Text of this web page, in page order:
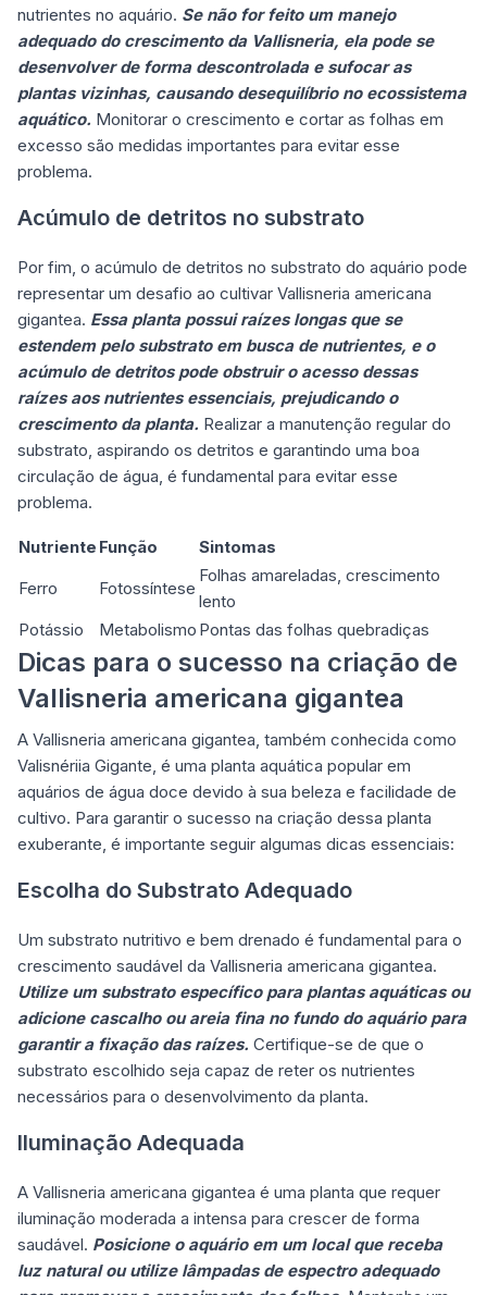
nutrientes no aquário. Se não for feito um manejo
adequado do crescimento da Vallisneria, ela pode se
desenvolver de forma descontrolada e sufocar as
plantas vizinhas, causando desequilíbrio no ecossistema
aquático. Monitorar o crescimento e cortar as folhas em
excesso são medidas importantes para evitar esse
problema.
Acúmulo de detritos no substrato
Por fim, o acúmulo de detritos no substrato do aquário pode
representar um desafio ao cultivar Vallisneria americana
gigantea. Essa planta possui raízes longas que se
estendem pelo substrato em busca de nutrientes, e o
acúmulo de detritos pode obstruir o acesso dessas
raízes aos nutrientes essenciais, prejudicando o
crescimento da planta. Realizar a manutenção regular do
substrato, aspirando os detritos e garantindo uma boa
circulação de água, é fundamental para evitar esse
problema.
Nutriente Função
Sintomas
Ferro
Fotossíntese
Folhas amareladas, crescimento
lento
Potássio
Metabolismo Pontas das folhas quebradiças
Dicas para o sucesso na criação de
Vallisneria americana gigantea
A Vallisneria americana gigantea, também conhecida como
Valisnériia Gigante, é uma planta aquática popular em
aquários de água doce devido à sua beleza e facilidade de
cultivo. Para garantir o sucesso na criação dessa planta
exuberante, é importante seguir algumas dicas essenciais:
Escolha do Substrato Adequado
Um substrato nutritivo e bem drenado é fundamental para o
crescimento saudável da Vallisneria americana gigantea.
Utilize um substrato específico para plantas aquáticas ou
adicione cascalho ou areia fina no fundo do aquário para
garantir a fixação das raízes. Certifique-se de que o
substrato escolhido seja capaz de reter os nutrientes
necessários para o desenvolvimento da planta.
Iluminação Adequada
A Vallisneria americana gigantea é uma planta que requer
iluminação moderada a intensa para crescer de forma
saudável. Posicione o aquário em um local que receba
luz natural ou utilize lâmpadas de espectro adequado